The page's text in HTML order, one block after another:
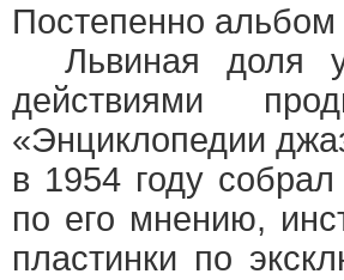
Постепенно альбом
Львиная доля
действиями
«Энциклопедии
в 1954 году
по его мнению,
пластинки по